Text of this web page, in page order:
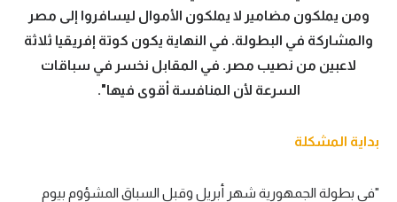
ومن يملكون مضامير لا يملكون الأموال ليسافروا إلى مصر
والمشاركة في البطولة. في النهاية يكون كوتة إفريقيا ثلاثة
لاعبين من نصيب مصر. في المقابل نخسر في سباقات
السرعة لأن المنافسة أقوى فيها".
بداية المشكلة
"في بطولة الجمهورية شهر أبريل وقبل السباق المشؤوم بيوم